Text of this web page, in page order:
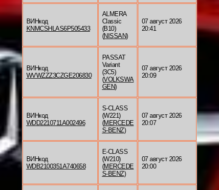
ВИНкод
KNMCSHLAS6P505433
ALMERA
Classic
(B10)
(NISSAN)
07 август 2026
20:41
ВИНкод
WVWZZZ3CZGE206830
PASSAT
Variant
(3C5)
(VOLKSWA
GEN)
07 август 2026
20:09
ВИНкод
WDD2210711A002496
S-CLASS
(W221)
(MERCEDE
S-BENZ)
07 август 2026
20:07
ВИНкод
WDB2100351A740658
E-CLASS
(W210)
(MERCEDE
S-BENZ)
07 август 2026
20:00